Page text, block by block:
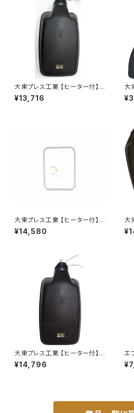
大東プレス工業 【ヒーター付】
ハイウェイミラー R1000 326×
206 リモコン無 ヒーター付 DI-
¥13,716
大
バ
ト
大東プレス工業 【ヒーター付】
サイドミラー/バックミラー トレ
¥14,580
大
イ
大東プレス工業 【ヒーター付】ハ
イウェイミラー ヒーター付 80
¥14,796
エ
マ